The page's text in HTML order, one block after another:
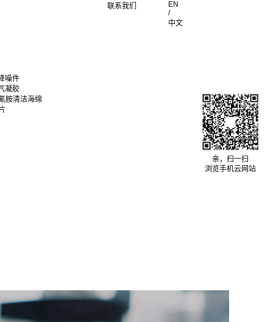
噪件
凝胶
胺清洁海绵
联系我们
EN
/
中文
亲，扫一扫
浏览手机云网站